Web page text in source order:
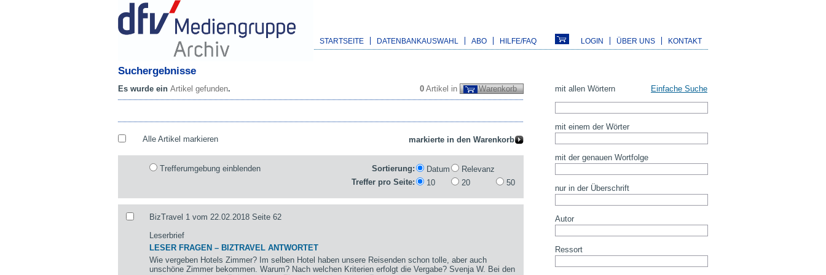
STARTSEITE DATENBANKAUSWAHL ABO HILFE/FAQ LOGIN ÜBER UNS KONTAKT
Suchergebnisse
0 Artikel in Warenkorb
Es wurde ein Artikel gefunden.
Alle Artikel markieren
Trefferumgebung einblenden Sortierung: Datum
Relevanz
Treffer pro Seite:
10 20 50
BizTravel 1 vom 22.02.2018 Seite 62
Leserbrief
LESER FRAGEN – BIZTRAVEL ANTWORTET
Wie vergeben Hotels Zimmer? Im selben Hotel haben unsere Reisenden schon tolle, aber auch
unschöne Zimmer bekommen. Warum? Nach welchen Kriterien erfolgt die Vergabe? Svenja W. Bei den
mit allen Wörtern Einfache Suche
mit einem der Wörter
mit der genauen Wortfolge
nur in der Überschrift
Autor
Ressort